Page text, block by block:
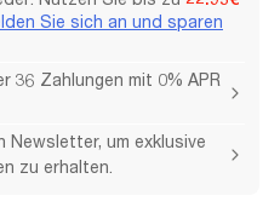
Sie sich an und sparen
36 Zahlungen mit 0% APR
Newsletter, um exklusive
zu erhalten.